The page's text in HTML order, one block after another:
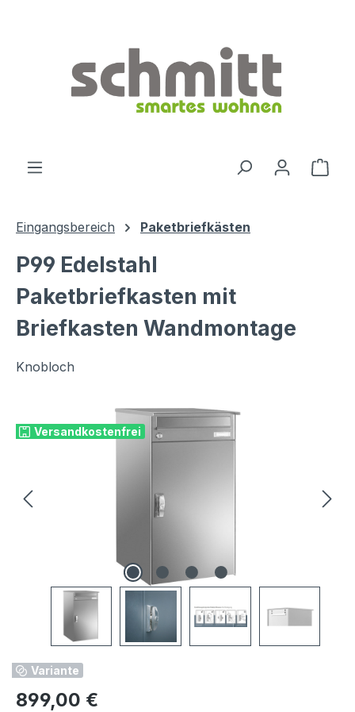
Eingangsbereich Paketbriefkästen
P99 Edelstahl
Paketbriefkasten mit
Briefkasten Wandmontage
Knobloch
Versandkostenfrei
Variante
Regulärer Preis:
899,00 €